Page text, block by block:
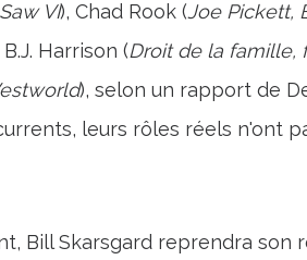
VI), Chad Rook (Joe Pickett,
B.J. Harrison (Droit de la famille,
), selon un rapport de
leurs rôles réels n'ont
Bill Skarsgard reprendra son